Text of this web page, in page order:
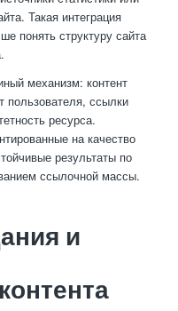
Такая интеграция
понять структуру сайта
механизм: контент
пользователя, ссылки
ресурса.
на качество
результаты по
ссылочной массы.
и